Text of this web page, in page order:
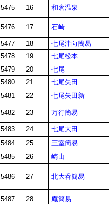
5475 16 和倉温泉
5476 17 石崎
5477 18 七尾津向簡易
5478 19 七尾松本
5479 20 七尾
5480
21 七尾矢田
5481 22 七尾矢田新
5482 23 万行簡易
5483 24 七尾大田
5484 25 三室簡易
5485 26 崎山
5486 27 北大呑簡易
5487 28 庵簡易